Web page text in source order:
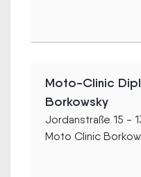
Moto-Clinic
Borkowsky
Jordanstraße 15 -
Moto Clinic